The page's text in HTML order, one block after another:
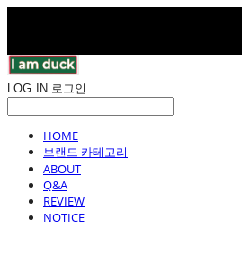
LOG IN 로그인
HOME
브랜드 카테고리
ABOUT
Q&A
REVIEW
NOTICE